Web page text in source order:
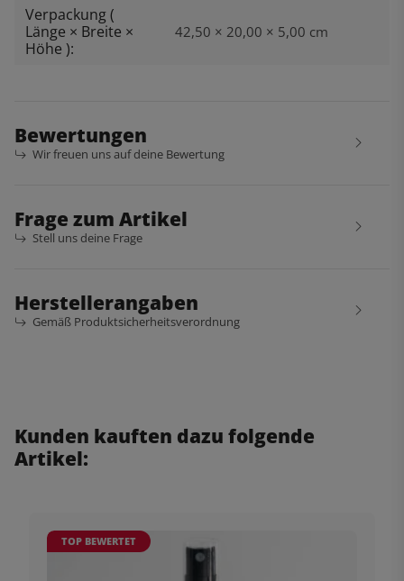
Verpackung (
Länge × Breite ×
Höhe ):
42,50 × 20,00 × 5,00 cm
Bewertungen
Wir freuen uns auf deine Bewertung
Frage zum Artikel
Stell uns deine Frage
Herstellerangaben
Gemäß Produktsicherheitsverordnung
Kunden kauften dazu folgende
Artikel:
TOP BEWERTET